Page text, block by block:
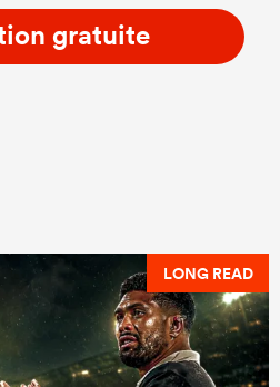
gratuite
LONG READ